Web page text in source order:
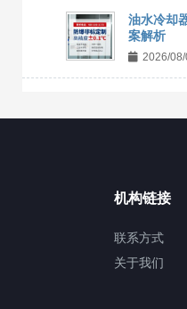
油水冷却
案解析
2026/08/
机构链接
联系方式
关于我们